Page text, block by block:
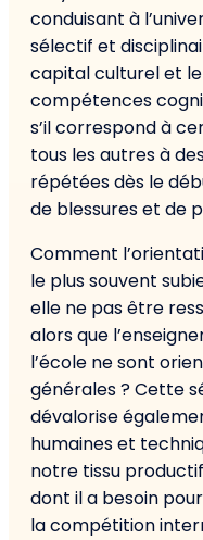
conduisant à
sélectif et
capital culturel et
compétences
s’il correspond à
tous les autres à
répétées dès le
de blessures et de
Comment
le plus souvent
elle ne pas être
alors que
l’école ne sont
générales ? Cette
dévalorise
humaines et
notre tissu
dont il a besoin
la compétition